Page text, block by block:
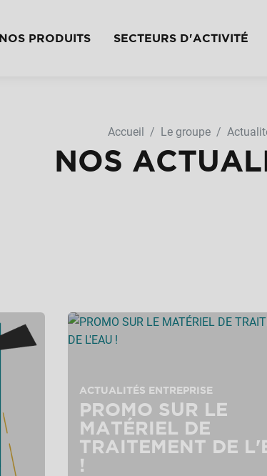
NOS PRODUITS SECTEURS D'ACTIVITÉ
Accueil Le groupe
NOS
ACTUALITÉS ENTREPRISE
PROMO SUR LE
MATÉRIEL DE
TRAITEMENT DE
!